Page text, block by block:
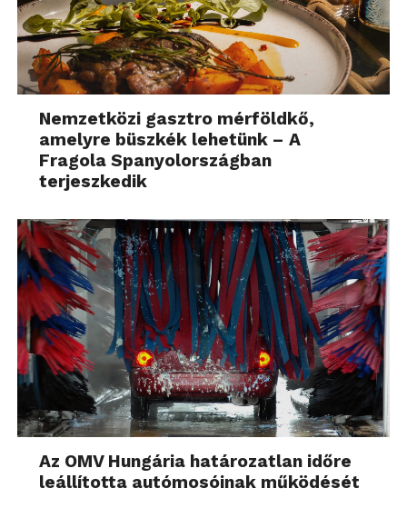
Nemzetközi gasztro mérföldkő,
amelyre büszkék lehetünk – A
Fragola Spanyolországban
terjeszkedik
Az OMV Hungária határozatlan időre
leállította autómosóinak működését